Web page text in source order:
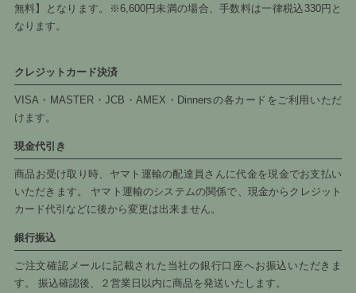
無料】となります。※6,600円未満の場合、手数料は一律税込330円と
なります。
クレジットカード決済
VISA・MASTER・JCB・AMEX・Dinnersの各カードをご利用いただ
けます。
現金代引き
商品お受け取り時、ヤマト運輸の配達員さんに代金を現金でお支払い
いただきます。 ヤマト運輸のシステムの関係で、現金からクレジット
カード代引などに後から変更は出来ません。
銀行振込
ご注文確認メールに記載された当社の銀行口座へお振込いただきま
す。 振込確認後、２営業日以内に商品を発送いたします。